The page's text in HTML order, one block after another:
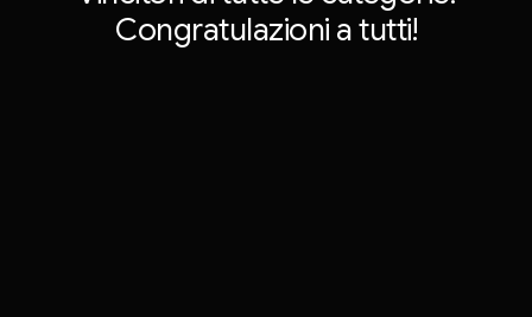
Congratulazioni a tutti!